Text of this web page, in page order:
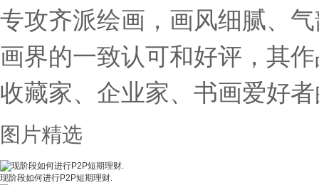
专攻齐派绘画，画风细腻、
画界的一致认可和好评，其
收藏家、企业家、书画爱好
图片精选
现阶段如何进行P2P短期理财.